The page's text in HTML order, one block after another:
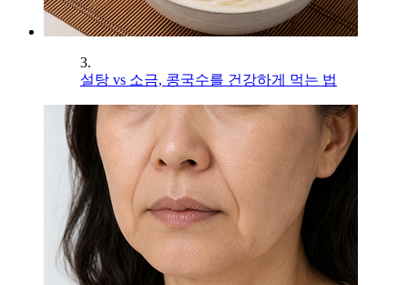
3.
설탕 vs 소금, 콩국수를 건강하게 먹는 법